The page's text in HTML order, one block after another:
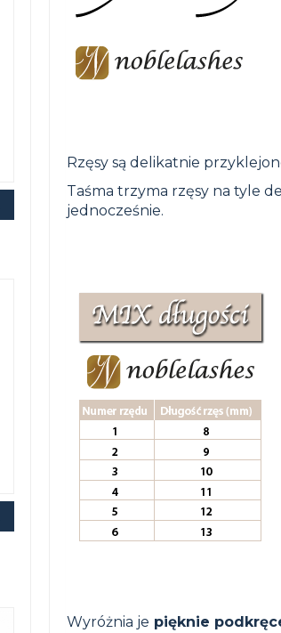
Rzęsy są delikatnie
Taśma trzyma rzęsy na tyle
jednocześnie.
Wyróżnia je pięknie